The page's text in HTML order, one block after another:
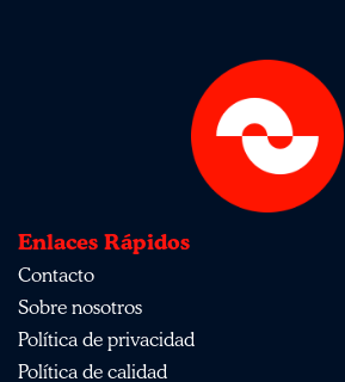
Enlaces Rápidos
Contacto
Sobre nosotros
Política de privacidad
Política de calidad